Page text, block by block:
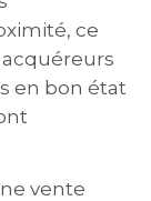
ce
en bon état
vente